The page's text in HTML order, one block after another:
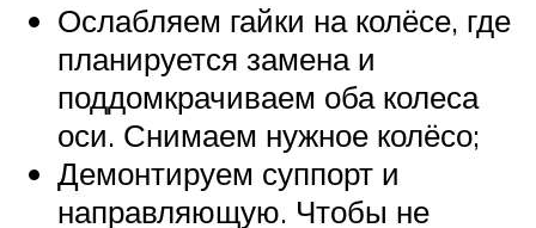
Ослабляем гайки на колёсе, где
планируется замена и
поддомкрачиваем оба колеса
оси. Снимаем нужное колёсо;
Демонтируем суппорт и
направляющую. Чтобы не